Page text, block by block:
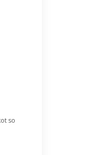
so